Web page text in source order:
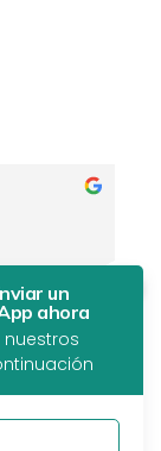
un
ahora